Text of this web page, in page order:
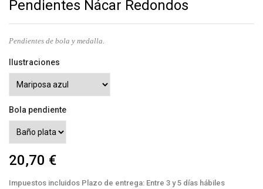
Pendientes Nácar Redondos
Pendientes de bola y medalla.
Ilustraciones
Bola pendiente
20,70 €
Impuestos incluidos Plazo de entrega: Entre 3 y 5 días hábiles